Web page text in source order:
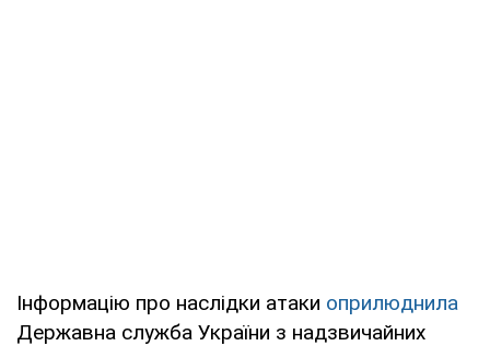
Інформацію про наслідки атаки оприлюднила
Державна служба України з надзвичайних